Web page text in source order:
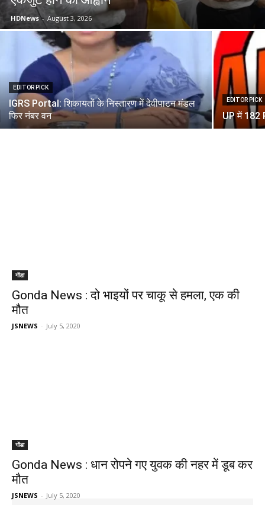
HDNews - August 3, 2026
EDITOR PICK
IGRS Portal: शिकायतों के निस्तारण में देवीपाटन मंडल
फिर नंबर वन
EDITOR PICK
UP में 182
गोंडा
Gonda News : दो भाइयों पर चाकू से हमला, एक की
मौत
JSNEWS - July 5, 2020
गोंडा
Gonda News : धान रोपने गए युवक की नहर में डूब कर
मौत
JSNEWS - July 5, 2020